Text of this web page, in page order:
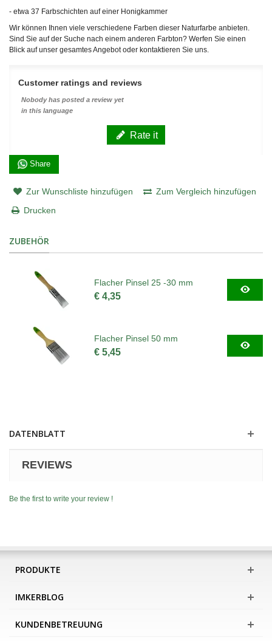
- etwa 37 Farbschichten auf einer Honigkammer
Wir können Ihnen viele verschiedene Farben dieser Naturfarbe anbieten.
Sind Sie auf der Suche nach einem anderen Farbton? Werfen Sie einen
Blick auf unser gesamtes Angebot oder kontaktieren Sie uns.
Customer ratings and reviews
Nobody has posted a review yet
in this language
Rate it
Share
Zur Wunschliste hinzufügen
Zum Vergleich hinzufügen
Drucken
ZUBEHÖR
Flacher Pinsel 25 -30 mm
€ 4,35
Flacher Pinsel 50 mm
€ 5,45
DATENBLATT
REVIEWS
Be the first to write your review !
PRODUKTE
IMKERBLOG
KUNDENBETREUUNG